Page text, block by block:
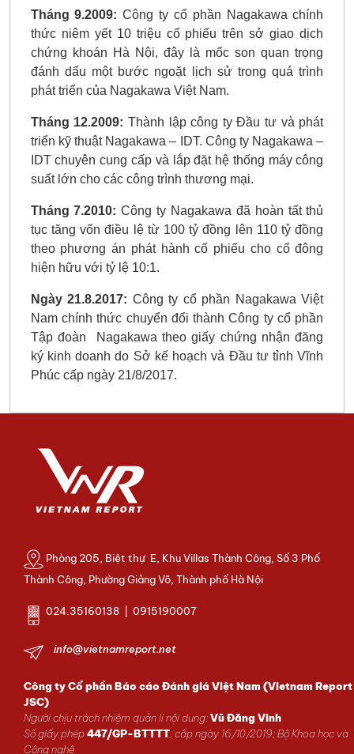
Tháng 9.2009: Công ty cổ phần Nagakawa chính
thức niêm yết 10 triệu cổ phiếu trên sở giao dịch
chứng khoán Hà Nội, đây là mốc son quan trọng
đánh dấu một bước ngoặt lịch sử trong quá trình
phát triển của Nagakawa Việt Nam.
Tháng 12.2009: Thành lập công ty Đầu tư và phát
triển kỹ thuật Nagakawa – IDT. Công ty Nagakawa –
IDT chuyên cung cấp và lắp đặt hệ thống máy công
suất lớn cho các công trình thương mại.
Tháng 7.2010: Công ty Nagakawa đã hoàn tất thủ
tục tăng vốn điều lệ từ 100 tỷ đồng lên 110 tỷ đồng
theo phương án phát hành cổ phiếu cho cổ đông
hiện hữu với tỷ lệ 10:1.
Ngày 21.8.2017: Công ty cổ phần Nagakawa Việt
Nam chính thức chuyển đổi thành Công ty cổ phần
Tập đoàn Nagakawa theo giấy chứng nhận đăng
ký kinh doanh do Sở kế hoạch và Đầu tư tỉnh Vĩnh
Phúc cấp ngày 21/8/2017.
Phòng 205, Biệt thự E, Khu Villas Thành Công, Số 3 Phố
Thành Công, Phường Giảng Võ, Thành phố Hà Nội
024.35160138 | 0915190007
info@vietnamreport.net
Công ty Cổ phần Báo cáo Đánh giá Việt Nam (Vietnam Report
JSC)
Người chịu trách nhiệm quản lí nội dung:Vũ Đăng Vinh
Số giấy phép447/GP-BTTTT, cấp ngày 16/10/2019; Bộ Khoa học và
Công nghệ